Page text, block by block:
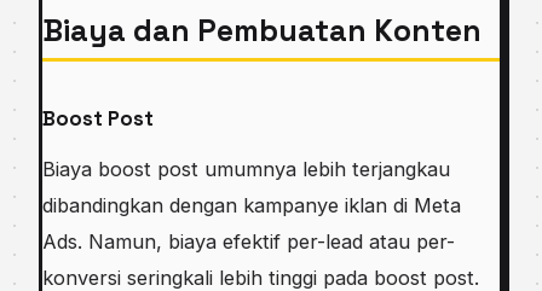
Biaya dan Pembuatan Konten
Boost Post
Biaya boost post umumnya lebih terjangkau
dibandingkan dengan kampanye iklan di Meta
Ads. Namun, biaya efektif per-lead atau per-
konversi seringkali lebih tinggi pada boost post.